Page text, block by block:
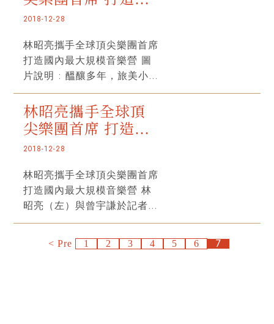
練，第二周則進入全團訓練，
教授們也會坐在樂團中與大家
一起合奏，「我想在訓練的過
程中讓學子們理解，樂團裡面
不管是最在第一排還是最後一
排，每一個成員都相當重
音樂節也安排客席講座，包括
北藝大音樂學院院長蘇顯達，
師大音樂學院院長陳沁紅、小
揮家林望傑也將擔任音樂節樂
團指揮。 除了音樂營外，還
將舉辦七場大師與新秀交會的
音樂會以及林昭亮、曾宇謙、
黃欣與詹曉昀的四小提琴協奏
曲，巡演台北國家音樂廳、台
程，讓亞洲音樂學子得以親炙
昭亮表示：「臺灣音樂學子的
個人演奏技巧已具一定水準，
然而在樂團中，合奏的觀念與
技術亦是相當重要，管絃樂團
與室內樂的經驗對演奏家的職
涯發展絕對有著不可或缺的良
好影響。」 有感於國際間如
韋爾比耶、亞斯本、門洛等音
樂節已蓬勃發展，並為當地音
樂環境帶來可觀的影響，在音
樂節中擔任客席講師的小提琴
家曾宇謙對此表示：「過去在
的音樂節和大師合奏，這個機
2019年8月2日至18日在台灣
登場。 (江昭倫 攝) Rti 中央
廣播電臺 | 撰稿編輯：江昭倫
| 2018-12-28國際樂壇有許多
音樂平台，讓年輕學子與一流
音樂家共同合作成長。知名小
首屆台北大師星秀音樂節，將
於明年(2019年)8月在台灣舉
行，屆時包括紐約愛樂、芝加
院等管絃樂團首席與頂尖音樂
家們都將齊聚台北，指導台灣
年輕新秀，提供室內樂訓練、
管絃樂團面試模擬等，為他們
打下更好基礎，並放眼天下。
旅美國際小提琴家林昭亮這幾
內最大規模音樂營
2018-12-28
林昭亮攜手全球頂尖樂團首席
打造國內最大規模音樂營 圖
片說明 : 醞釀多年，旅美小提
琴家林昭亮（左）終於圓夢，
28日在記者會中正式宣告，
明年8月將開辦「台北大師星
秀音樂節」。圖為林昭亮與音
樂節客席講師曾宇謙（右）在
記者會上帶來精彩演出。中央
社記者汪宜儒攝 中央社 |
記者汪宜儒 | 2018-12-28旅
美小提琴家林昭亮在國際樂壇
想，他希望回到故鄉台灣創立
林昭亮攜手全球頂
尖樂團首席 打造國
內最大規模音樂營
2018-12-28
林昭亮攜手全球頂尖樂團首席
打造國內最大規模音樂營 林
昭亮（左）與曾宇謙於記者會
演出巴爾托克 。（攝影鄭達
敬，台北大師星秀音樂節提
供） 自由娛樂 | 記者凌美雪
<< 1 2 3 4 5 6 7